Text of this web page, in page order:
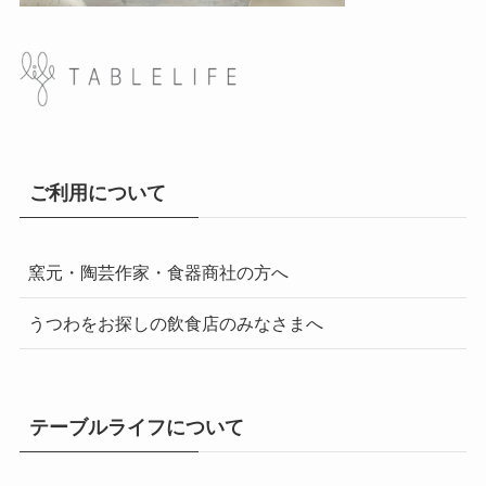
ご利用について
窯元・陶芸作家・食器商社の方へ
うつわをお探しの飲食店のみなさまへ
テーブルライフについて